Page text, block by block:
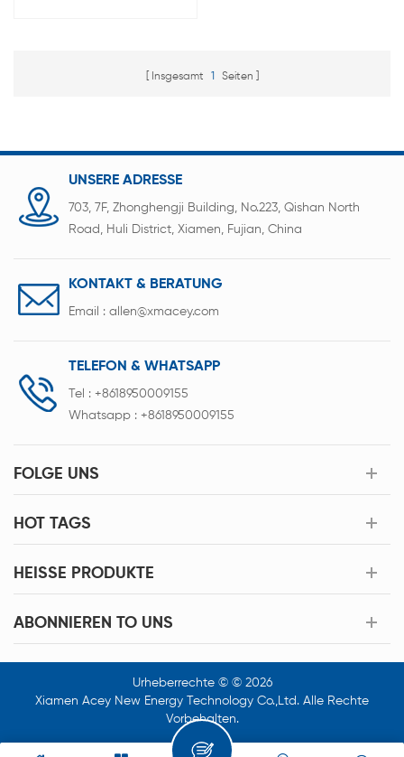
Insgesamt 1 Seiten
UNSERE ADRESSE
703, 7F, Zhonghengji Building, No.223, Qishan North
Road, Huli District, Xiamen, Fujian, China
KONTAKT & BERATUNG
Email : allen@xmacey.com
TELEFON & WHATSAPP
Tel : +8618950009155
Whatsapp : +8618950009155
FOLGE UNS
HOT TAGS
HEISSE PRODUKTE
ABONNIEREN TO UNS
Urheberrechte © © 2026
Xiamen Acey New Energy Technology Co.,Ltd. Alle Rechte
Vorbehalten.